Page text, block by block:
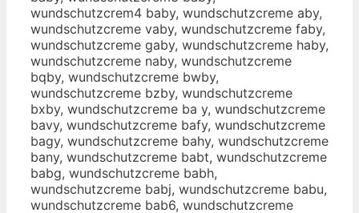
wundschutzcrem4 baby, wundschutzcreme aby,
wundschutzcreme vaby, wundschutzcreme faby,
wundschutzcreme gaby, wundschutzcreme haby,
wundschutzcreme naby, wundschutzcreme
bqby, wundschutzcreme bwby,
wundschutzcreme bzby, wundschutzcreme
bxby, wundschutzcreme ba y, wundschutzcreme
bavy, wundschutzcreme bafy, wundschutzcreme
bagy, wundschutzcreme bahy, wundschutzcreme
bany, wundschutzcreme babt, wundschutzcreme
babg, wundschutzcreme babh,
wundschutzcreme babj, wundschutzcreme babu,
wundschutzcreme bab6, wundschutzcreme